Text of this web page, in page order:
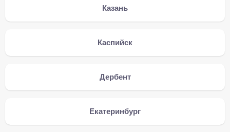
Казань
Каспийск
Дербент
Екатеринбург